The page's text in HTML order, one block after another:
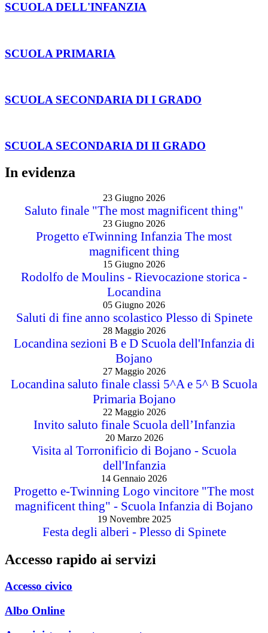
SCUOLA DELL'INFANZIA
SCUOLA PRIMARIA
SCUOLA SECONDARIA DI I GRADO
SCUOLA SECONDARIA DI II GRADO
In evidenza
23 Giugno 2026
Saluto finale "The most magnificent thing"
23 Giugno 2026
Progetto eTwinning Infanzia The most
magnificent thing
15 Giugno 2026
Rodolfo de Moulins - Rievocazione storica -
Locandina
05 Giugno 2026
Saluti di fine anno scolastico Plesso di Spinete
28 Maggio 2026
Locandina sezioni B e D Scuola dell'Infanzia di
Bojano
27 Maggio 2026
Locandina saluto finale classi 5^A e 5^ B Scuola
Primaria Bojano
22 Maggio 2026
Invito saluto finale Scuola dell’Infanzia
20 Marzo 2026
Visita al Torronificio di Bojano - Scuola
dell'Infanzia
14 Gennaio 2026
Progetto e-Twinning Logo vincitore "The most
magnificent thing" - Scuola Infanzia di Bojano
19 Novembre 2025
Festa degli alberi - Plesso di Spinete
Accesso rapido ai servizi
Accesso civico
Albo Online